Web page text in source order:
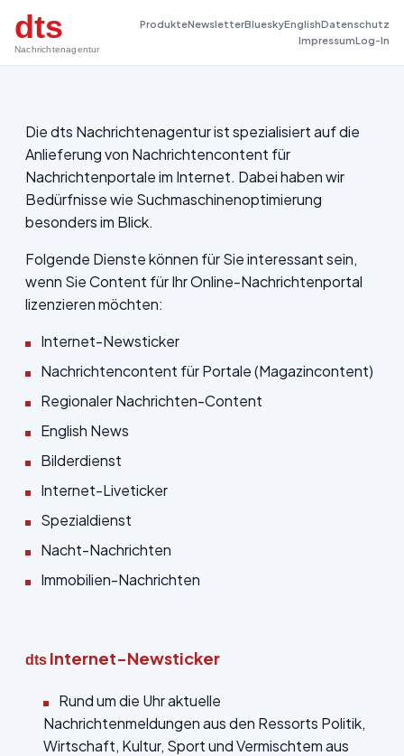
dts
Nachrichtenagentur
ProdukteNewsletterBlueskyEnglishDatenschutz
ImpressumLog-In
Die dts Nachrichtenagentur ist spezialisiert auf die
Anlieferung von Nachrichtencontent für
Nachrichtenportale im Internet. Dabei haben wir
Bedürfnisse wie Suchmaschinenoptimierung
besonders im Blick.
Folgende Dienste können für Sie interessant sein,
wenn Sie Content für Ihr Online-Nachrichtenportal
lizenzieren möchten:
Internet-Newsticker
Nachrichtencontent für Portale (Magazincontent)
Regionaler Nachrichten-Content
English News
Bilderdienst
Internet-Liveticker
Spezialdienst
Nacht-Nachrichten
Immobilien-Nachrichten
dts Internet-Newsticker
Rund um die Uhr aktuelle
Nachrichtenmeldungen aus den Ressorts Politik,
Wirtschaft, Kultur, Sport und Vermischtem aus